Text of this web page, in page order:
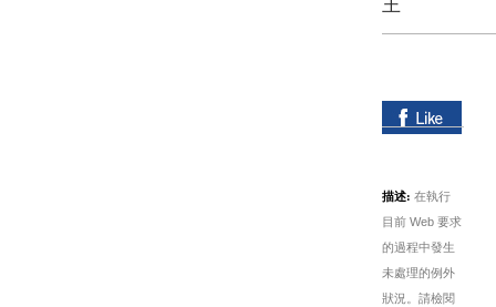
王
描述: 在執行
目前 Web 要求
的過程中發生
未處理的例外
狀況。請檢閱